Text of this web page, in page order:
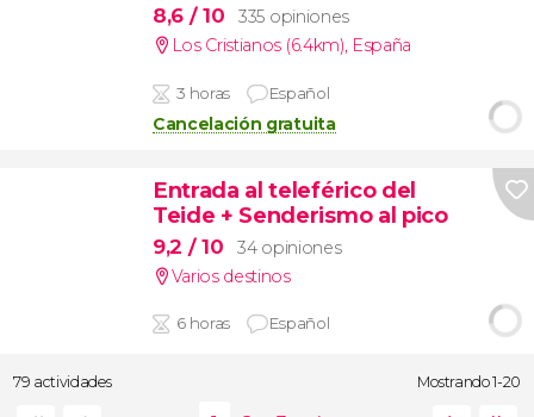
8,6 / 10
335 opiniones
Los Cristianos (6.4km), España
3 horas Español
Cancelación gratuita
Entrada al teleférico del
Teide + Senderismo al pico
9,2 / 10
34 opiniones
Varios destinos
6 horas Español
79 actividades Mostrando 1-20